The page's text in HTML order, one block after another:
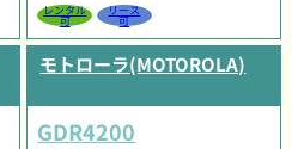
レンタル
可
リース
可
モトローラ(MOTOROLA)
GDR4200